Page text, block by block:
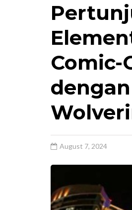
Comic-
August 7, 2024